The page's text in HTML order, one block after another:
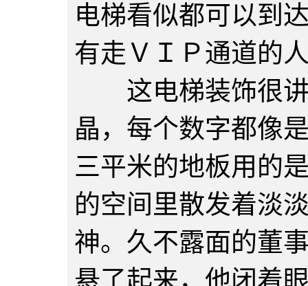
电梯看似都可以到
有走ＶＩＰ通道的
这电梯装饰很讲
晶，每个数字都像
三平米的地板用的
的空间里散发着淡
神。久不露面的董
悬了起来，他闭着